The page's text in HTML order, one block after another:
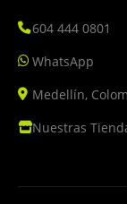
604 444 0801
WhatsApp
Medellín,
Nuestras